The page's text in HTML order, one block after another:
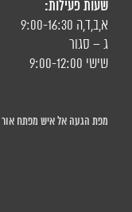
שעות פעילות:
א,ב,ד,ה 9:00-16:30
ג – סגור
שישי 9:00-12:00
מפת הגעה אל איש מפתח אור